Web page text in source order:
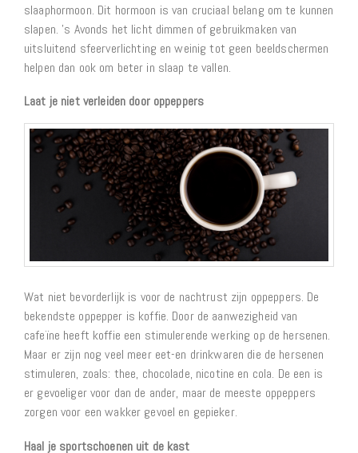
slaaphormoon. Dit hormoon is van cruciaal belang om te kunnen
slapen. ’s Avonds het licht dimmen of gebruikmaken van
uitsluitend sfeerverlichting en weinig tot geen beeldschermen
helpen dan ook om beter in slaap te vallen.
Laat je niet verleiden door oppeppers
Wat niet bevorderlijk is voor de nachtrust zijn oppeppers. De
bekendste oppepper is koffie. Door de aanwezigheid van
cafeïne heeft koffie een stimulerende werking op de hersenen.
Maar er zijn nog veel meer eet-en drinkwaren die de hersenen
stimuleren, zoals: thee, chocolade, nicotine en cola. De een is
er gevoeliger voor dan de ander, maar de meeste oppeppers
zorgen voor een wakker gevoel en gepieker.
Haal je sportschoenen uit de kast